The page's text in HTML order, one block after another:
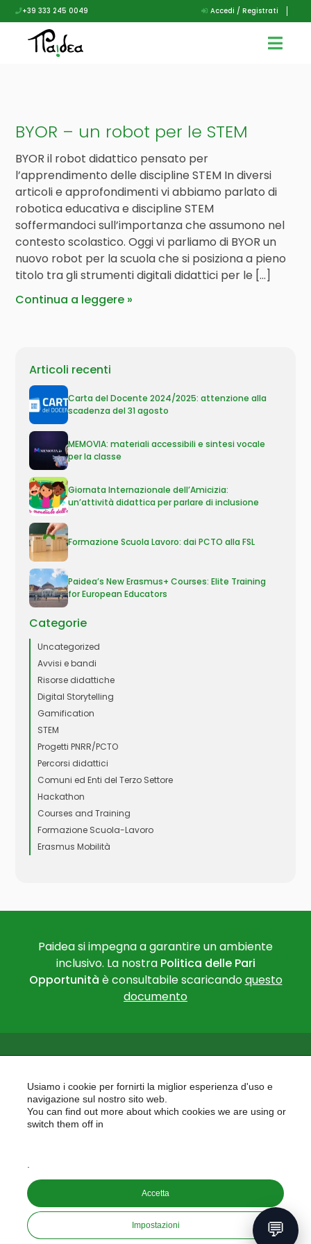
+39 333 245 0049 Accedi / Registrati
BYOR – un robot per le STEM
BYOR il robot didattico pensato per
l’apprendimento delle discipline STEM In diversi
articoli e approfondimenti vi abbiamo parlato di
robotica educativa e discipline STEM
soffermandoci sull’importanza che assumono nel
contesto scolastico. Oggi vi parliamo di BYOR un
nuovo robot per la scuola che si posiziona a pieno
titolo tra gli strumenti digitali didattici per le […]
Continua a leggere
Articoli recenti
Carta del Docente 2024/2025: attenzione alla
scadenza del 31 agosto
MEMOVIA: materiali accessibili e sintesi vocale
per la classe
Giornata Internazionale dell’Amicizia:
un’attività didattica per parlare di inclusione
Formazione Scuola Lavoro: dai PCTO alla FSL
Paidea’s New Erasmus+ Courses: Elite Training
for European Educators
Categorie
Uncategorized
Avvisi e bandi
Risorse didattiche
Digital Storytelling
Gamification
STEM
Progetti PNRR/PCTO
Percorsi didattici
Comuni ed Enti del Terzo Settore
Hackathon
Courses and Training
Formazione Scuola-Lavoro
Erasmus Mobilità
Paidea si impegna a garantire un ambiente
inclusivo. La nostra Politica delle Pari
Opportunità è consultabile scaricandoquesto
documento
PAIDEA
PAIDEA S.A.S. - Capitale sociale 10.000€ i.v.
Riproduzione Vietata
💬
Usiamo i cookie per fornirti la miglior esperienza d'uso e
navigazione sul nostro sito web.
You can find out more about which cookies we are using or
switch them off in
Accetta
Impostazioni